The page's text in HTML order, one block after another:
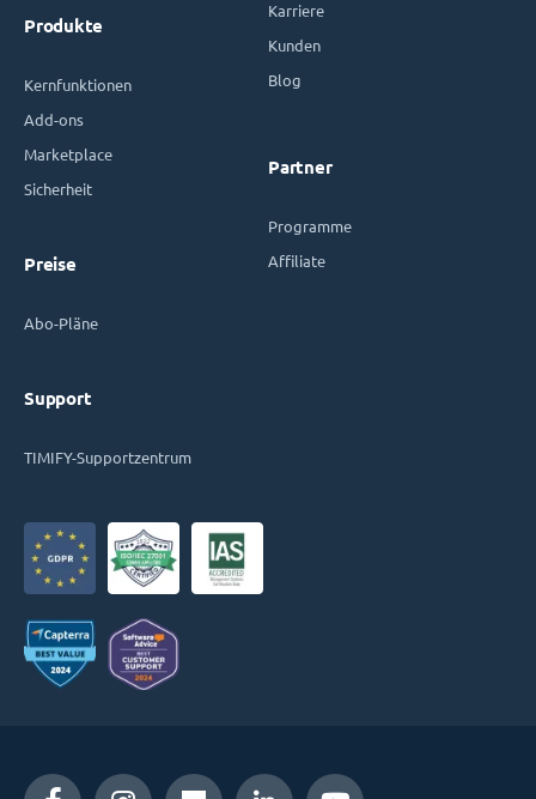
Produkte
Kernfunktionen
Add-ons
Marketplace
Sicherheit
Preise
Abo-Pläne
Support
TIMIFY-Supportzentrum
Karriere
Kunden
Blog
Partner
Programme
Affiliate